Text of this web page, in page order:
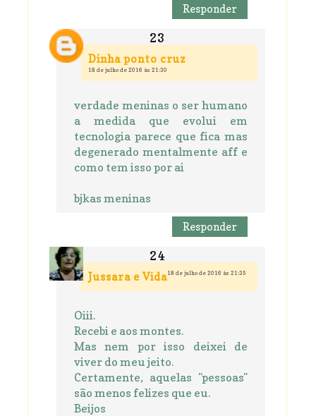
Responder
Dinha ponto cruz
18 de julho de 2016 às 21:30
verdade meninas o ser humano
a medida que evolui em
tecnologia parece que fica mas
degenerado mentalmente aff e
como tem isso por ai
bjkas meninas
Responder
Jussara e Vida18 de julho de 2016 às 21:35
Oiii.
Recebi e aos montes.
Mas nem por isso deixei de
viver do meu jeito.
Certamente, aquelas "pessoas"
são menos felizes que eu.
Beijos